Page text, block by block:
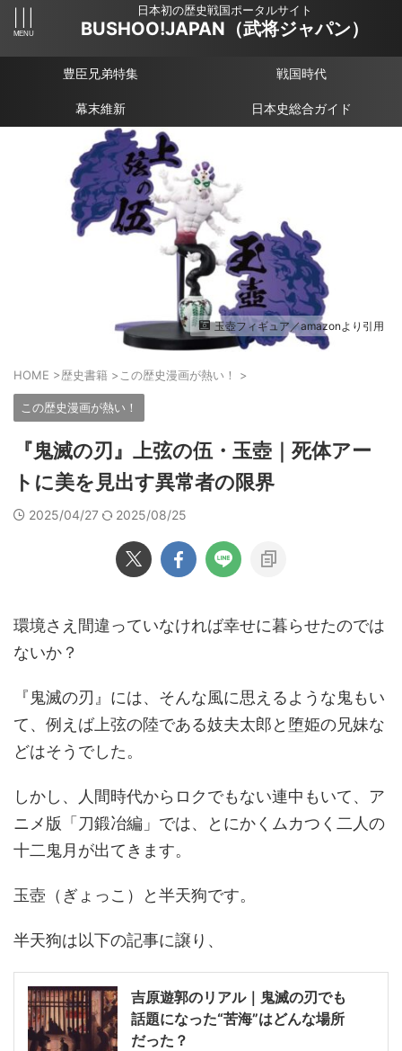
日本初の歴史戦国ポータルサイト
BUSHOO!JAPAN（武将ジャパン）
豊臣兄弟特集 戦国時代
幕末維新 日本史総合ガイド
玉壺フィギュア／amazonより引用
HOME >歴史書籍 > この歴史漫画が熱い！ >
この歴史漫画が熱い！
『鬼滅の刃』上弦の伍・玉壺｜死体アー
トに美を見出す異常者の限界
2025/04/27 2025/08/25
環境さえ間違っていなければ幸せに暮らせたのでは
ないか？
『鬼滅の刃』には、そんな風に思えるような鬼もい
て、例えば上弦の陸である妓夫太郎と堕姫の兄妹な
どはそうでした。
しかし、人間時代からロクでもない連中もいて、ア
ニメ版「刀鍛冶編」では、とにかくムカつく二人の
十二鬼月が出てきます。
玉壺（ぎょっこ）と半天狗です。
半天狗は以下の記事に譲り、
吉原遊郭のリアル｜鬼滅の刃でも
話題になった“苦海”はどんな場所
だった？